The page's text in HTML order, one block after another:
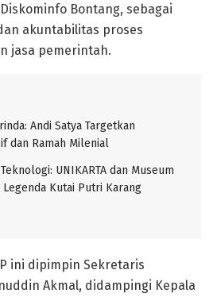
Bontang, sebagai
akuntabilitas proses
jasa pemerintah.
Andi Satya Targetkan
dan Ramah Milenial
UNIKARTA dan Museum
Kutai Putri Karang
ini dipimpin Sekretaris
Akmal, didampingi Kepala